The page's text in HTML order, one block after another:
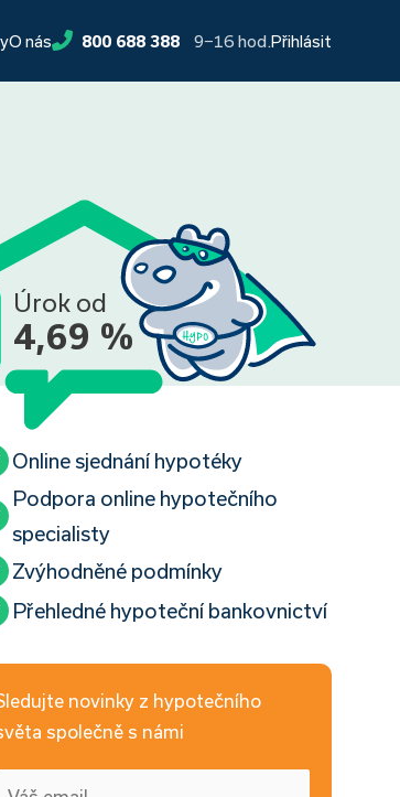
O nás 800 688 388 9−16 hod. Přihlásit
Úrok od
4,69 %
Online sjednání hypotéky
Podpora online hypotečního
specialisty
Zvýhodněné podmínky
Přehledné hypoteční bankovnictví
novinky z hypotečního
společně s námi